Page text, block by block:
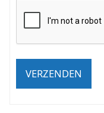
VERZENDEN